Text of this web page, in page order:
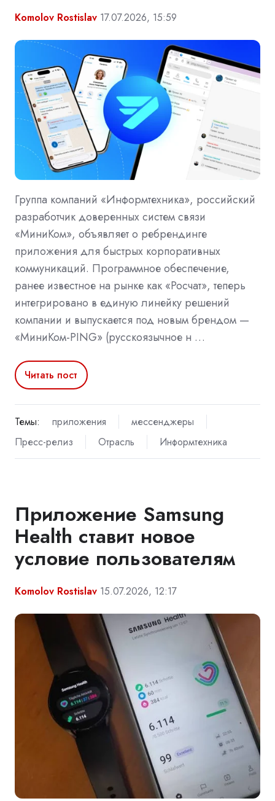
Komolov Rostislav 17.07.2026, 15:59
Группа компаний «Информтехника», российский
разработчик доверенных систем связи
«МиниКом», объявляет о ребрендинге
приложения для быстрых корпоративных
коммуникаций. Программное обеспечение,
ранее известное на рынке как «Росчат», теперь
интегрировано в единую линейку решений
компании и выпускается под новым брендом —
«МиниКом-PING» (русскоязычное н …
Читать пост
Темы: приложения
мессенджеры
Пресс-релиз
Отрасль Информтехника
Приложение Samsung
Health ставит новое
условие пользователям
Komolov Rostislav 15.07.2026, 12:17